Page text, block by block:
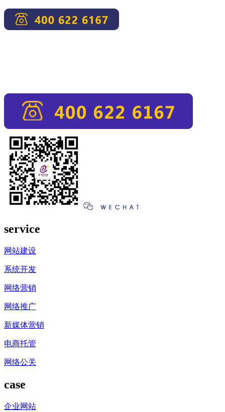
service
网站建设
系统开发
网络营销
网络推广
新媒体营销
电商托管
网络公关
case
企业网站